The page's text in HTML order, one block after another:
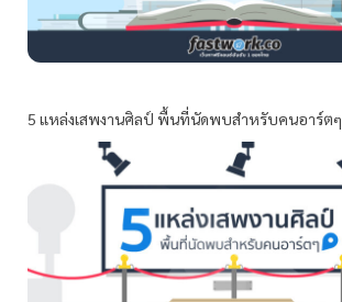
5 แหล่งเสพงานศิลป์ พื้นที่นัดพบสำหรับคนอาร์ตๆ